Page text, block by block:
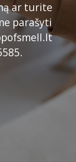
ar turite
parašyti